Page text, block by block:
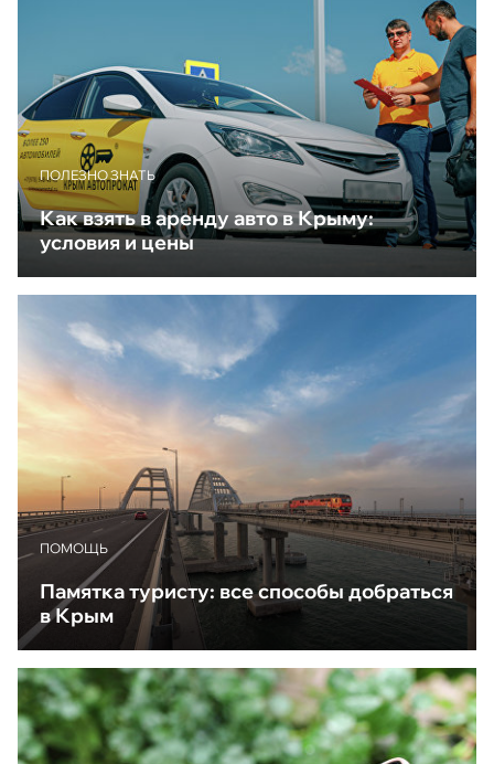
ПОЛЕЗНО ЗНАТЬ
Как взять в аренду авто в Крыму:
условия и цены
ПОМОЩЬ
Памятка туристу: все способы добраться
в Крым